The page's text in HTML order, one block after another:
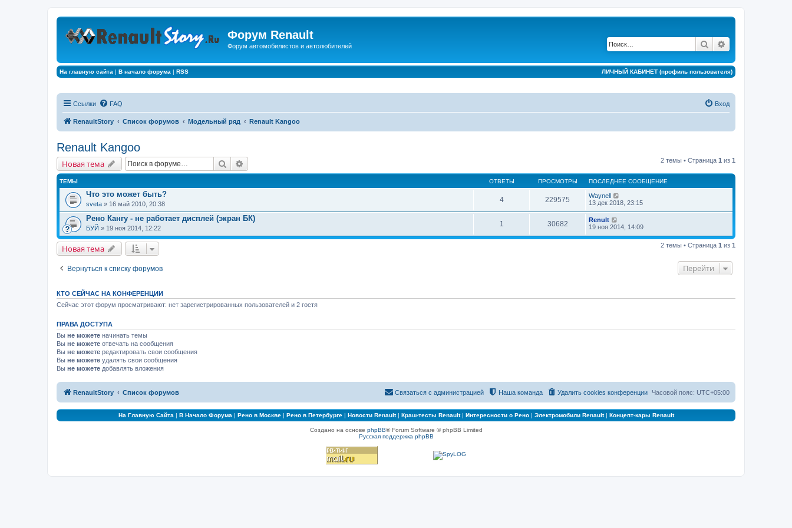
Форум Renault
Форум автомобилистов и автолюбителей Поиск
На главную сайта | В начало форума | RSS ЛИЧНЫЙ КАБИНЕТ (профиль пользователя)
Ссылки FAQ Вход
RenaultStory Список форумов Модельный ряд Renault Kangoo
Renault Kangoo
Новая тема Поиск 2 темы • Страница 1 из 1
ТЕМЫ ОТВЕТЫ ПРОСМОТРЫ ПОСЛЕДНЕЕ СООБЩЕНИЕ
Что это может быть?
sveta » 16 май 2010, 20:38
4 229575
Waynell
13 дек 2018, 23:15
Рено Кангу - не работает дисплей (экран БК)
БУЙ » 19 ноя 2014, 12:22
1 30682
Renult
19 ноя 2014, 14:09
Новая тема 2 темы • Страница 1 из 1
Вернуться к списку форумов Перейти
КТО СЕЙЧАС НА КОНФЕРЕНЦИИ
Сейчас этот форум просматривают: нет зарегистрированных пользователей и 2 гостя
ПРАВА ДОСТУПА
Вы не можете начинать темы
Вы не можете отвечать на сообщения
Вы не можете редактировать свои сообщения
Вы не можете удалять свои сообщения
Вы не можете добавлять вложения
RenaultStory Список форумов Часовой пояс: UTC+05:00
Удалить cookies конференции
Наша команда
Связаться с администрацией
На Главную Сайта | В Начало Форума | Рено в Москве| Рено в Петербурге| Новости Renault| Краш-тесты Renault| Интересности о Рено| Электромобили Renault| Концепт-кары Renault
Создано на основе phpBB® Forum Software © phpBB Limited
Русская поддержка phpBB